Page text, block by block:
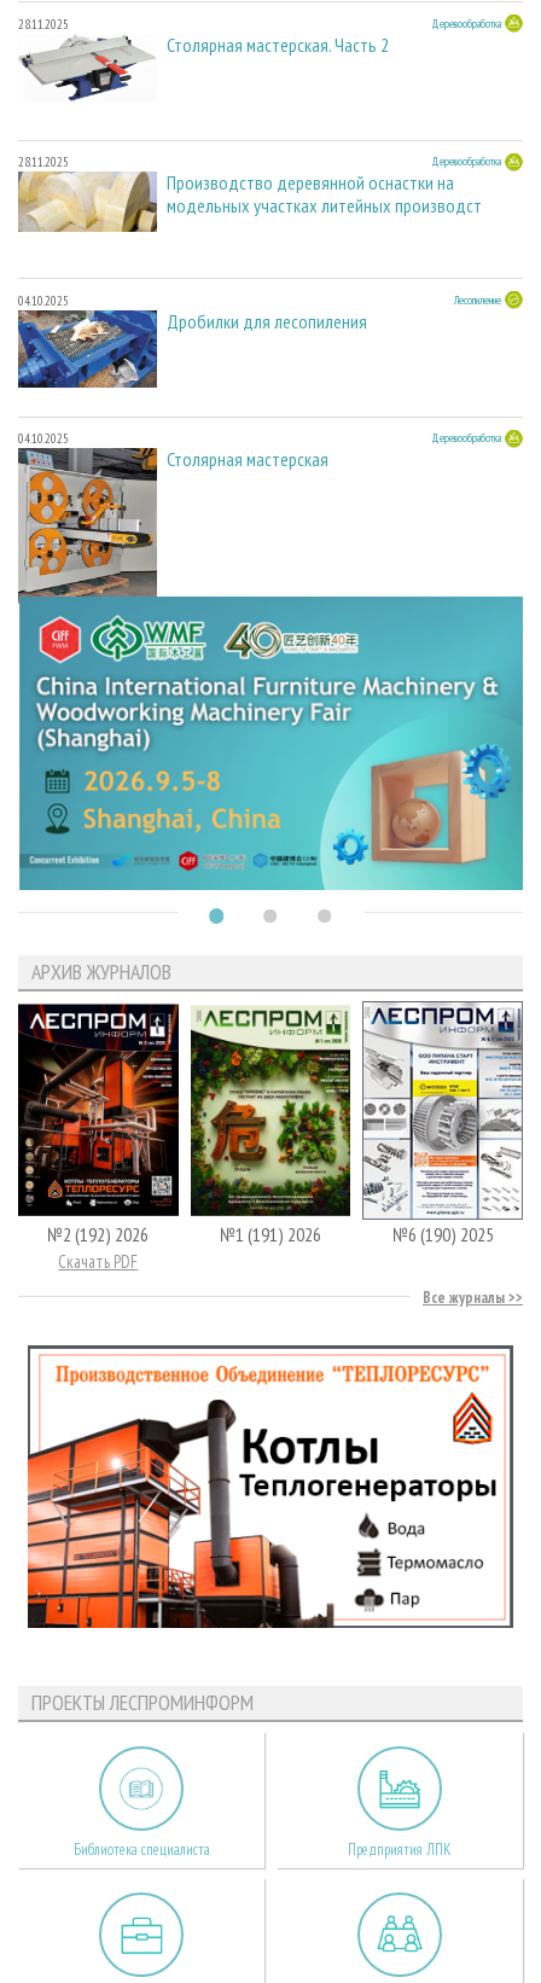
28.11.2025 Деревообработка
Столярная мастерская. Часть 2
28.11.2025 Деревообработка
Производство деревянной оснастки на
модельных участках литейных производст
04.10.2025 Лесопиление
Дробилки для лесопиления
04.10.2025 Деревообработка
Столярная мастерская
АРХИВ ЖУРНАЛОВ
№2 (192) 2026
Скачать PDF
№1 (191) 2026 №6 (190) 2025
Все журналы
ПРОЕКТЫ ЛЕСПРОМИНФОРМ
Библиотека специалиста Предприятия ЛПК